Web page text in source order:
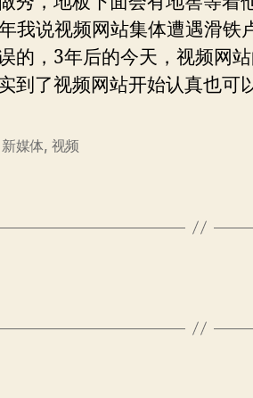
视频网站集体遭遇滑铁
的，3年后的今天，视频网
到了视频网站开始认真也可
新媒体, 视频